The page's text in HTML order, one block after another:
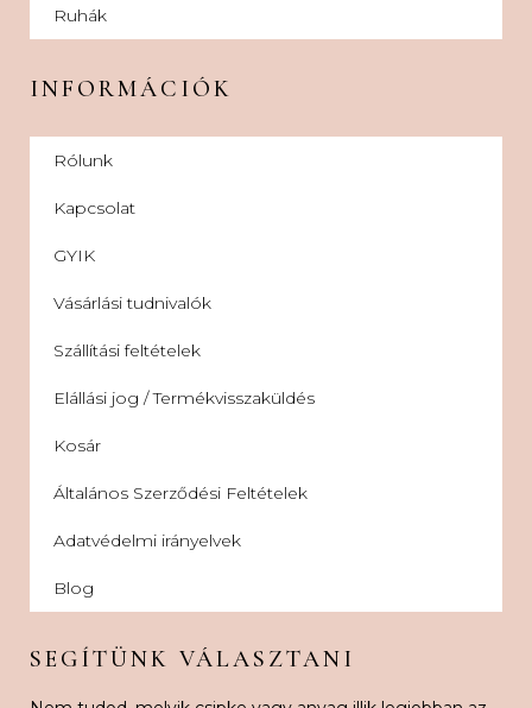
Ruhák
INFORMÁCIÓK
Rólunk
Kapcsolat
GYIK
Vásárlási tudnivalók
Szállítási feltételek
Elállási jog / Termékvisszaküldés
Kosár
Általános Szerződési Feltételek
Adatvédelmi irányelvek
Blog
SEGÍTÜNK VÁLASZTANI